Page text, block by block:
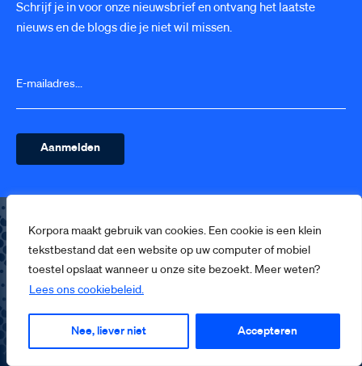
Korpora maakt gebruik van cookies. Een cookie is een klein
tekstbestand dat een website op uw computer of mobiel
toestel opslaat wanneer u onze site bezoekt. Meer weten?
Lees ons cookiebeleid.
Nee, liever niet Accepteren
Schrijf je in voor onze nieuwsbrief en ontvang het laatste
nieuws en de blogs die je niet wil missen.
Menu
BLOGS
VEILIG. JAARBOEK
COLLECTIE
Quick links
Schenken
Museum Bescherming Bevolking